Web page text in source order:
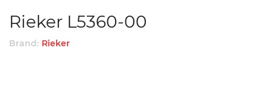
Rieker L5360-00
Brand: Rieker